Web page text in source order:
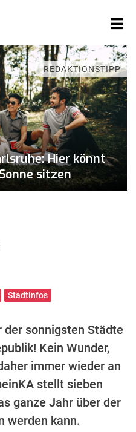
Hier könnt
sitzen
REDAKTIONSTIPP
Stadtinfos
sonnigsten Städte
Kein Wunder,
immer wieder an
stellt sieben
ganze Jahr über der
werden kann.